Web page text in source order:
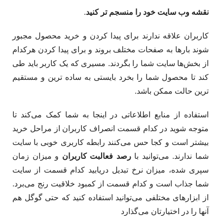
نقشه وب سایت خود را منسجم تر کنید.
کاربران علاقه ندارند برای پیدا کردن و خرید محصول مجبور
شوند بارها به صفحات مختلف بروند و برای پیدا کردن هرکدام
از بخش‌ها سایت شما را بگردند. مسیری که یک کاربر باید طی
کند تا محصول شما را بخرد بایستی به ساده ترین و مستقیم
ترین حالت ممکن باشد.
استفاده از منابع اطلاعاتی در اینجا به شما کمک می‌کند تا
متوجه شوید در کدام قسمت انصراف کاربران از مراحل خرید
بیشتر است و کجا حس می‌کنند رابطه کاربری خوبی با سایت
شما ندارند. می‌توانید بارصد فعالبت کاربران و میزان زمان
سپری شده، میزان نرخ تبدیل دریابید کدام قسمت از سایت
شما جذاب است و کدام قسمت از کمبود خلاقیت رنج می‌برد.
از ابزارهای مختلفی می‌توانید استفاده کنید که حتی گوگل هم
آنها را در اختیارتان می‌گذارد